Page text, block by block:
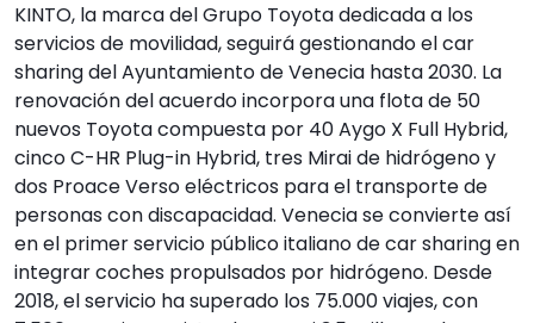
KINTO, la marca del Grupo Toyota dedicada a los
servicios de movilidad, seguirá gestionando el car
sharing del Ayuntamiento de Venecia hasta 2030. La
renovación del acuerdo incorpora una flota de 50
nuevos Toyota compuesta por 40 Aygo X Full Hybrid,
cinco C-HR Plug-in Hybrid, tres Mirai de hidrógeno y
dos Proace Verso eléctricos para el transporte de
personas con discapacidad. Venecia se convierte así
en el primer servicio público italiano de car sharing en
integrar coches propulsados por hidrógeno. Desde
2018, el servicio ha superado los 75.000 viajes, con